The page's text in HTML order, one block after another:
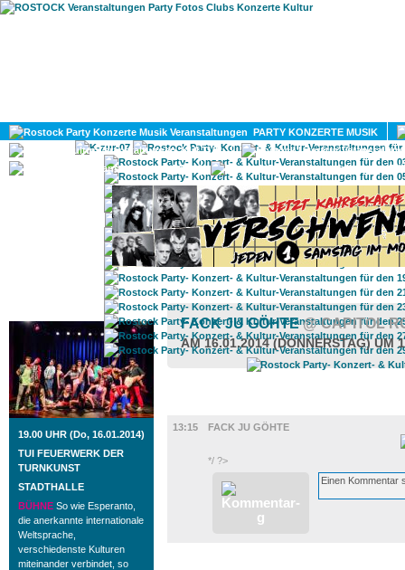
PARTY KONZERTE MUSIK
KULTUR
GAY
ROSTOCK TAGESTIPP
19.00 UHR (Do, 16.01.2014)
TUI FEUERWERK DER
TURNKUNST
STADTHALLE
BÜHNE So wie Esperanto,
die anerkannte internationale
Weltsprache,
verschiedenste Kulturen
miteinander verbindet, so
FACK JU GÖHTE@ CAPITOL
AM 16.01.2014 (DONNERSTAG) UM
13:15
FACK JU GÖHTE
*/ ?>